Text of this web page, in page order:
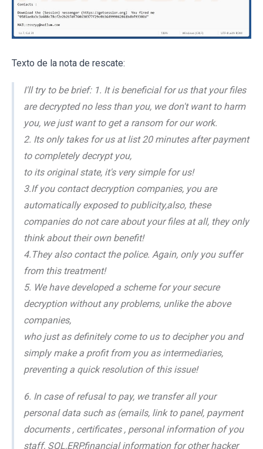
Texto de la nota de rescate:
I'll try to be brief: 1. It is beneficial for us that your files
are decrypted no less than you, we don't want to harm
you, we just want to get a ransom for our work.
2. Its only takes for us at list 20 minutes after payment
to completely decrypt you,
to its original state, it's very simple for us!
3.If you contact decryption companies, you are
automatically exposed to publicity,also, these
companies do not care about your files at all, they only
think about their own benefit!
4.They also contact the police. Again, only you suffer
from this treatment!
5. We have developed a scheme for your secure
decryption without any problems, unlike the above
companies,
who just as definitely come to us to decipher you and
simply make a profit from you as intermediaries,
preventing a quick resolution of this issue!
6. In case of refusal to pay, we transfer all your
personal data such as (emails, link to panel, payment
documents , certificates , personal information of you
staff, SQL,ERP,financial information for other hacker